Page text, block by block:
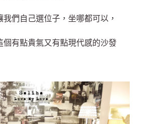
們自己選位子，坐哪都可以，
個有點貴氣又有點現代感的沙發